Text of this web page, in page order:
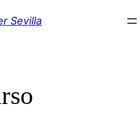
Sevilla